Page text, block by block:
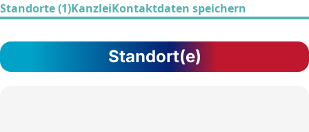
Standorte (1)KanzleiKontaktdaten speichern
Standort(e)